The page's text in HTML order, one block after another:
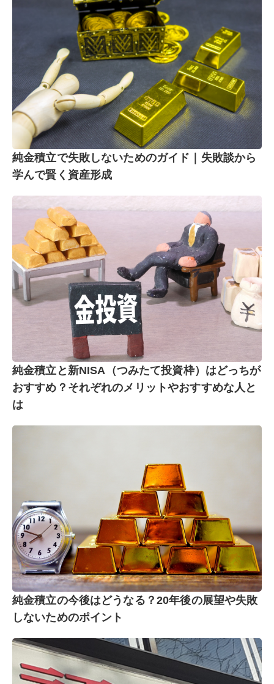
純金積立で失敗しないためのガイド｜失敗談から
学んで賢く資産形成
純金積立と新NISA（つみたて投資枠）はどっちが
おすすめ？それぞれのメリットやおすすめな人と
は
純金積立の今後はどうなる？20年後の展望や失敗
しないためのポイント